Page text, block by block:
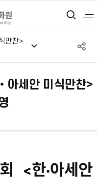
통
만찬>
아세안 미식만찬>
<한·아세안